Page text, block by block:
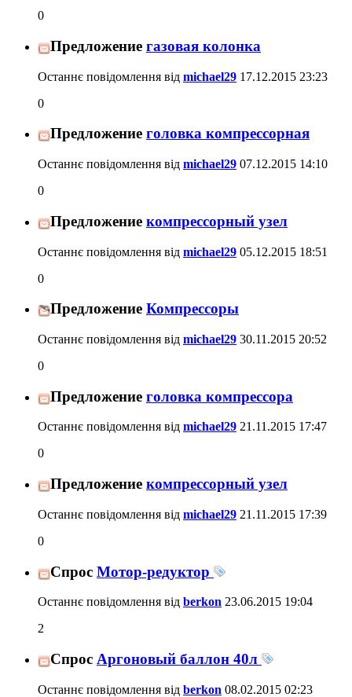
0
Предложение газовая колонка
Останнє повідомлення від michael29 17.12.2015 23:23
0
Предложение головка компрессорная
Останнє повідомлення від michael29 07.12.2015 14:10
0
Предложение компрессорный узел
Останнє повідомлення від michael29 05.12.2015 18:51
0
Предложение Компрессоры
Останнє повідомлення від michael29 30.11.2015 20:52
0
Предложение головка компрессора
Останнє повідомлення від michael29 21.11.2015 17:47
0
Предложение компрессорный узел
Останнє повідомлення від michael29 21.11.2015 17:39
0
Спрос Мотор-редуктор
Останнє повідомлення від berkon 23.06.2015 19:04
2
Спрос Аргоновый баллон 40л
Останнє повідомлення від berkon 08.02.2015 02:23